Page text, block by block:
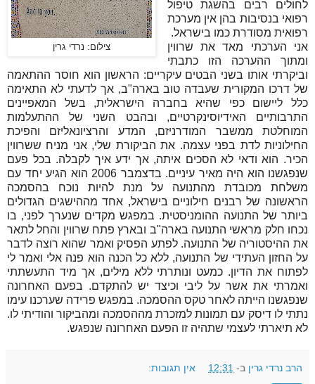
צילום: נרדי גרין
לחולים רבים בהשגת טיפול
רפואי בנסיבות בהן אין מערכת
רפואית מסודרת כמו בישראל.
אני הערכתי מאד את שרווין
ומתוך ההערכה הזו כתבתי
וביקרתי אותו בשני הבטים עיקריים: הראשון הוא חוסר ההתאמה
של דרכו המקורית שעבדה טוב בארה"ב, אך לדעתי לא התאימה
כלל ליישום כפי שהיא בחברה הישראלית, בשל המאפיינים
התרבותיים האידיוסינקרטיים, ובהבט השני של ההתעלמות
המוחלטת ממשבר המודרניזם, המדע והרציונאליזם והפיכת
החילוניות לדת בפני עצמה. את הביקורת שלי, אני מניח ששרווין
הכיר. הוא ודאי לא הסכים איתה, אך ידע איך לקבלה. בכל פעם
שנפגשנו הוא היה מאיר עיניים. בדצמבר 2006 הוא הגיע יחד עם
משלחת מכובדת מהתנועה על מנת להיות נוכח בהסמכה
הראשונה של רבנים חילוניים בישראל, אחד מההישגים הגדולים
ביותר של התנועה ההומניסטית. במפגש מקדים שנערך לפני, בו
נכחו חלק מראשי התנועה בארה"ב ובארץ פתח שרווין והחל לתאר
את ההיסטוריה של התנועה. לפתע הפסיק ואמר שהוא רוצה לדבר
על החזון העתידי של התנועה, ללא כל הכנה הוא פנה אלי ואמר לי
לפתוח את הדיון. כמעט ונותרתי ללא מילים, אך מיד התעשתתי
ואמרתי את אשר על ליבי וכיצד יש להתקדם. בפעם האחרונה
שנפגשנו הייתה לאחר טקס ההסמכה. במפגש פרידה שערכנו עימו
נתתי לו דיסק עם תמונות למזכרת מההסמכה ומהביקור והודיתי לו.
לא תיארתי לעצמי שתהיה זו הפעם האחרונה שנפגש.
הרב נרדי גרין ב- 12:31 אין תגובות: